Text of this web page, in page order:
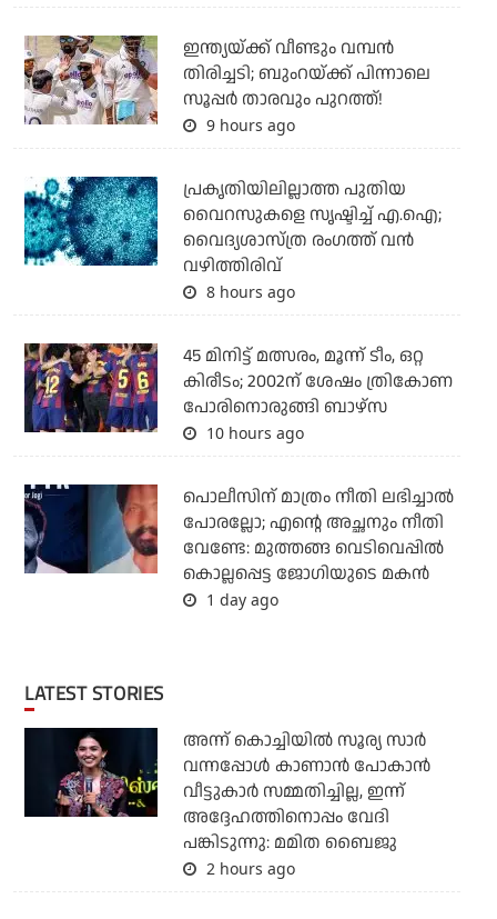
ഇന്ത്യയ്ക്ക് വീണ്ടും വമ്പന്‍
തിരിച്ചടി; ബുംറയ്ക്ക് പിന്നാലെ
സൂപ്പര്‍ താരവും പുറത്ത്!
9 hours ago
പ്രകൃതിയിലില്ലാത്ത പുതിയ
വൈറസുകളെ സൃഷ്ടിച്ച് എ.ഐ;
വൈദ്യശാസ്ത്ര രംഗത്ത് വന്‍
വഴിത്തിരിവ്
8 hours ago
45 മിനിട്ട് മത്സരം, മൂന്ന് ടീം, ഒറ്റ
കിരീടം; 2002ന് ശേഷം ത്രികോണ
പോരിനൊരുങ്ങി ബാഴ്‌സ
10 hours ago
പൊലീസിന് മാത്രം നീതി ലഭിച്ചാല്‍
പോരല്ലോ; എന്റെ അച്ഛനും നീതി
വേണ്ടേ: മുത്തങ്ങ വെടിവെപ്പില്‍
കൊല്ലപ്പെട്ട ജോഗിയുടെ മകന്‍
1 day ago
LATEST STORIES
അന്ന് കൊച്ചിയില്‍ സൂര്യ സാര്‍
വന്നപ്പോള്‍ കാണാന്‍ പോകാന്‍
വീട്ടുകാര്‍ സമ്മതിച്ചില്ല, ഇന്ന്
അദ്ദേഹത്തിനൊപ്പം വേദി
പങ്കിടുന്നു: മമിത ബൈജു
2 hours ago